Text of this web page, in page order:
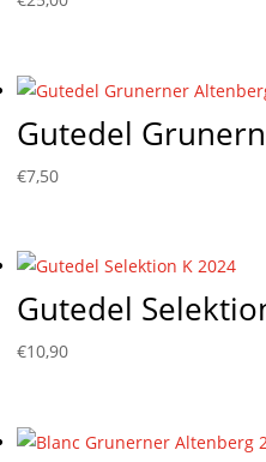
Gutedel
€7,50
Gutedel
€10,90